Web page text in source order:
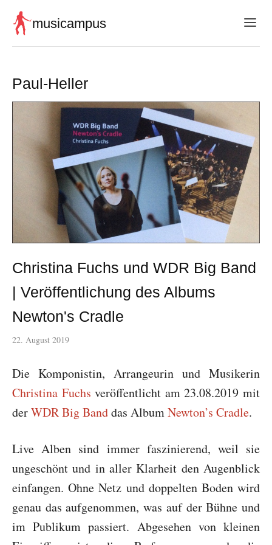
musicampus
Paul-Heller
Christina Fuchs und WDR Big Band
| Veröffentlichung des Albums
Newton's Cradle
22. August 2019
Die Komponistin, Arrangeurin und Musikerin
Christina Fuchs veröffentlicht am 23.08.2019 mit
derWDR Big Banddas AlbumNewton’s Cradle.
Live Alben sind immer faszinierend, weil sie
ungeschönt und in aller Klarheit den Augenblick
einfangen. Ohne Netz und doppelten Boden wird
genau das aufgenommen, was auf der Bühne und
im Publikum passiert. Abgesehen von kleinen